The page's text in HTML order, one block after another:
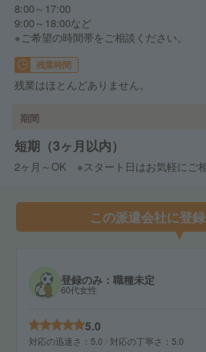
8:00～17:00
9:00～18:00など
※ご希望の時間帯をご相談ください。
残業時間
残業はほとんどありません。
期間
短期（3ヶ月以内）
2ヶ月～OK ※スタート日はお気軽にご
この派遣会社に登
登録のみ：職種未定
60代女性
5.0
対応の迅速さ 5.0 対応の丁寧さ 5.0